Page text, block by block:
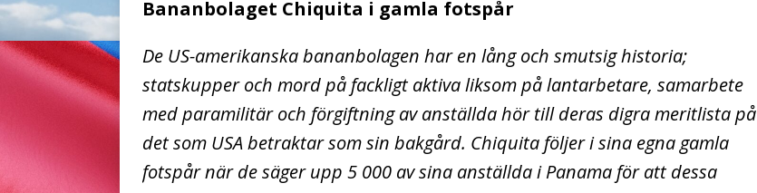
Bananbolaget Chiquita i gamla fotspår
De US-amerikanska bananbolagen har en lång och smutsig historia;
statskupper och mord på fackligt aktiva liksom på lantarbetare, samarbete
med paramilitär och förgiftning av anställda hör till deras digra meritlista på
det som USA betraktar som sin bakgård. Chiquita följer i sina egna gamla
fotspår när de säger upp 5 000 av sina anställda i Panama för att dessa